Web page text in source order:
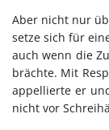
Aber nicht nur
setze sich für
auch wenn die
brächte. Mit
appellierte er
nicht vor